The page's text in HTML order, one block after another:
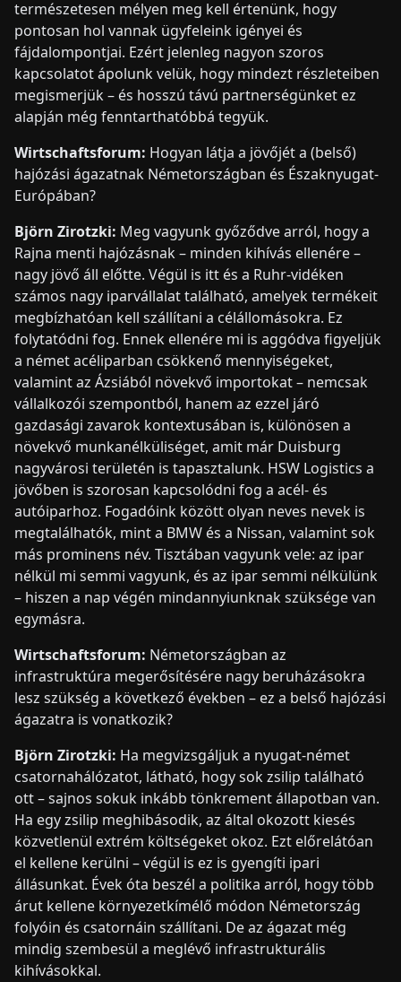
természetesen mélyen meg kell értenünk, hogy
pontosan hol vannak ügyfeleink igényei és
fájdalompontjai. Ezért jelenleg nagyon szoros
kapcsolatot ápolunk velük, hogy mindezt részleteiben
megismerjük – és hosszú távú partnerségünket ez
alapján még fenntarthatóbbá tegyük.
Wirtschaftsforum: Hogyan látja a jövőjét a (belső)
hajózási ágazatnak Németországban és Északnyugat-
Európában?
Björn Zirotzki: Meg vagyunk győződve arról, hogy a
Rajna menti hajózásnak – minden kihívás ellenére –
nagy jövő áll előtte. Végül is itt és a Ruhr-vidéken
számos nagy iparvállalat található, amelyek termékeit
megbízhatóan kell szállítani a célállomásokra. Ez
folytatódni fog. Ennek ellenére mi is aggódva figyeljük
a német acéliparban csökkenő mennyiségeket,
valamint az Ázsiából növekvő importokat – nemcsak
vállalkozói szempontból, hanem az ezzel járó
gazdasági zavarok kontextusában is, különösen a
növekvő munkanélküliséget, amit már Duisburg
nagyvárosi területén is tapasztalunk. HSW Logistics a
jövőben is szorosan kapcsolódni fog a acél- és
autóiparhoz. Fogadóink között olyan neves nevek is
megtalálhatók, mint a BMW és a Nissan, valamint sok
más prominens név. Tisztában vagyunk vele: az ipar
nélkül mi semmi vagyunk, és az ipar semmi nélkülünk
– hiszen a nap végén mindannyiunknak szüksége van
egymásra.
Wirtschaftsforum: Németországban az
infrastruktúra megerősítésére nagy beruházásokra
lesz szükség a következő években – ez a belső hajózási
ágazatra is vonatkozik?
Björn Zirotzki: Ha megvizsgáljuk a nyugat-német
csatornahálózatot, látható, hogy sok zsilip található
ott – sajnos sokuk inkább tönkrement állapotban van.
Ha egy zsilip meghibásodik, az által okozott kiesés
közvetlenül extrém költségeket okoz. Ezt előrelátóan
el kellene kerülni – végül is ez is gyengíti ipari
állásunkat. Évek óta beszél a politika arról, hogy több
árut kellene környezetkímélő módon Németország
folyóin és csatornáin szállítani. De az ágazat még
mindig szembesül a meglévő infrastrukturális
kihívásokkal.